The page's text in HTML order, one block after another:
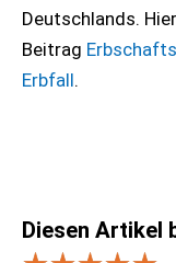
Deutschlands.
Beitrag
Erbfall.
Diesen Artikel